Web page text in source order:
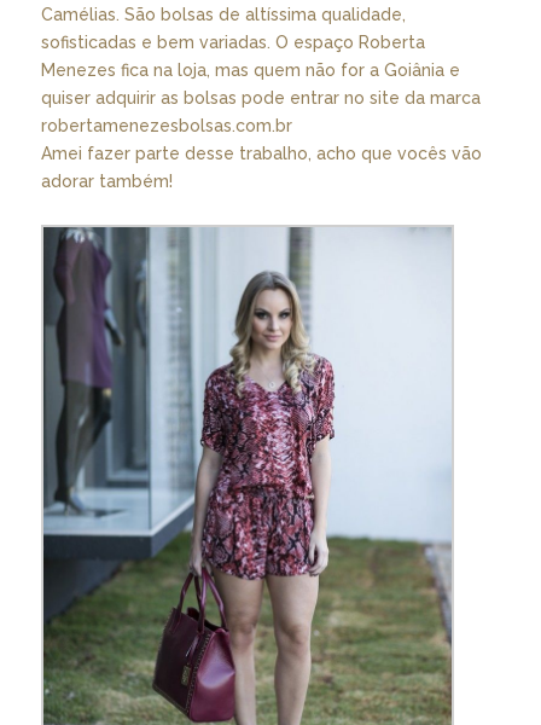
Camélias. São bolsas de altíssima qualidade,
sofisticadas e bem variadas. O espaço Roberta
Menezes fica na loja, mas quem não for a Goiânia e
quiser adquirir as bolsas pode entrar no site da marca
robertamenezesbolsas.com.br
Amei fazer parte desse trabalho, acho que vocês vão
adorar também!